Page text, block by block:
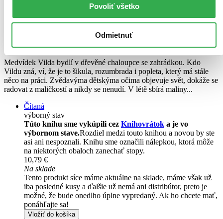
Povoliť všetko
Odmietnuť
Medvídek Vilda se nenudí
Lucie Sunková
Medvídek Vilda bydlí v dřevěné chaloupce se zahrádkou. Kdo
Vildu zná, ví, že je to šikula, rozumbrada i popleta, který má stále
něco na práci. Zvědavýma dětskýma očima objevuje svět, dokáže se
radovat z maličkostí a nikdy se nenudí. V létě sbírá maliny...
Čítaná
výborný stav
Túto knihu sme vykúpili cez Knihovrátok a je vo
výbornom stave.Rozdiel medzi touto knihou a novou by ste
asi ani nespoznali. Knihu sme označili nálepkou, ktorá môže
na niektorých obaloch zanechať stopy.
10,79 €
Na sklade
Tento produkt síce máme aktuálne na sklade, máme však už
iba posledné kusy a ďalšie už nemá ani distribútor, preto je
možné, že bude onedlho úplne vypredaný. Ak ho chcete mať,
ponáhľajte sa!
Vložiť do košíka